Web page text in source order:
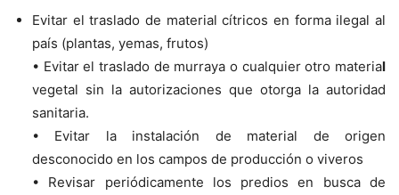
Evitar el traslado de material cítricos en forma ilegal al
país (plantas, yemas, frutos)
• Evitar el traslado de murraya o cualquier otro material
vegetal sin la autorizaciones que otorga la autoridad
sanitaria.
• Evitar la instalación de material de origen
desconocido en los campos de producción o viveros
• Revisar periódicamente los predios en busca de